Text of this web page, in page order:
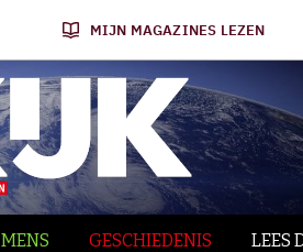
MIJN MAGAZINES LEZEN
MENS GESCHIEDENIS LEES